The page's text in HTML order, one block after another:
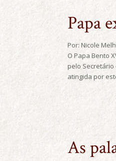
Papa
Por: Nicole
O Papa Bento
pelo Secretário
atingida por
As